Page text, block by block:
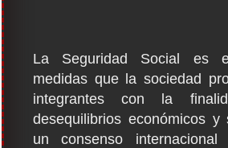
La Seguridad Social es
medidas que la sociedad
integrantes con la
desequilibrios económicos y
un consenso